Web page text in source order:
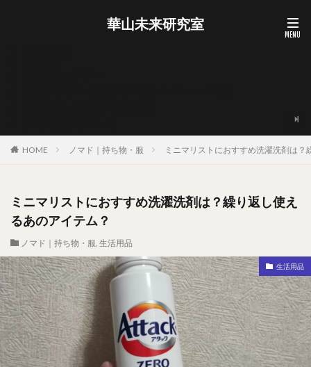
華山未来研究室
HOME ノマド｜持ち物・服 ミニマリストにおすすめ洗濯洗剤は
ミニマリストにおすすめ洗濯洗剤は？繰り返し使え
るあのアイテム？
ノマド｜持ち物・服, 生活用品
生活用品